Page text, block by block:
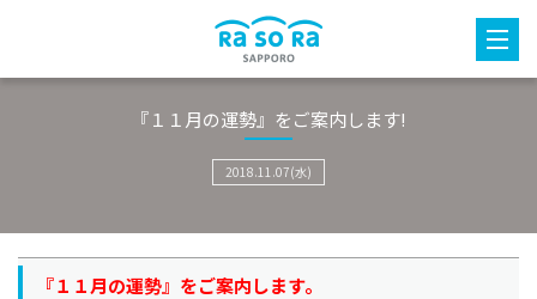
『１１月の運勢』をご案内します!
2018.11.07(水)
『１１月の運勢』をご案内します。